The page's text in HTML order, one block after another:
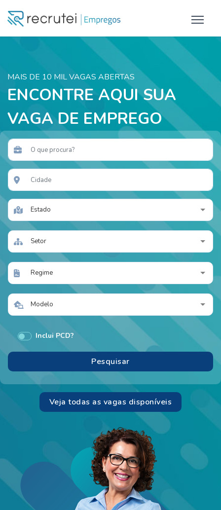
MAIS DE 10 MIL VAGAS ABERTAS
ENCONTRE AQUI SUA
VAGA DE EMPREGO
Estado
Setor
Regime
Modelo
Inclui PCD?
Veja todas as vagas disponíveis